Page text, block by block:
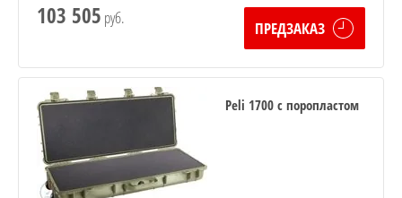
103 505 руб.
ПРЕДЗАКАЗ
Peli 1700 с поропластом